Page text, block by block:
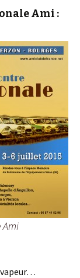
Ami :
Ami
vapeur…